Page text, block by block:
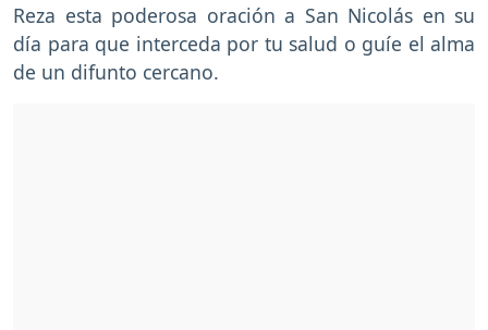
Reza esta poderosa oración a San Nicolás en su
día para que interceda por tu salud o guíe el alma
de un difunto cercano.